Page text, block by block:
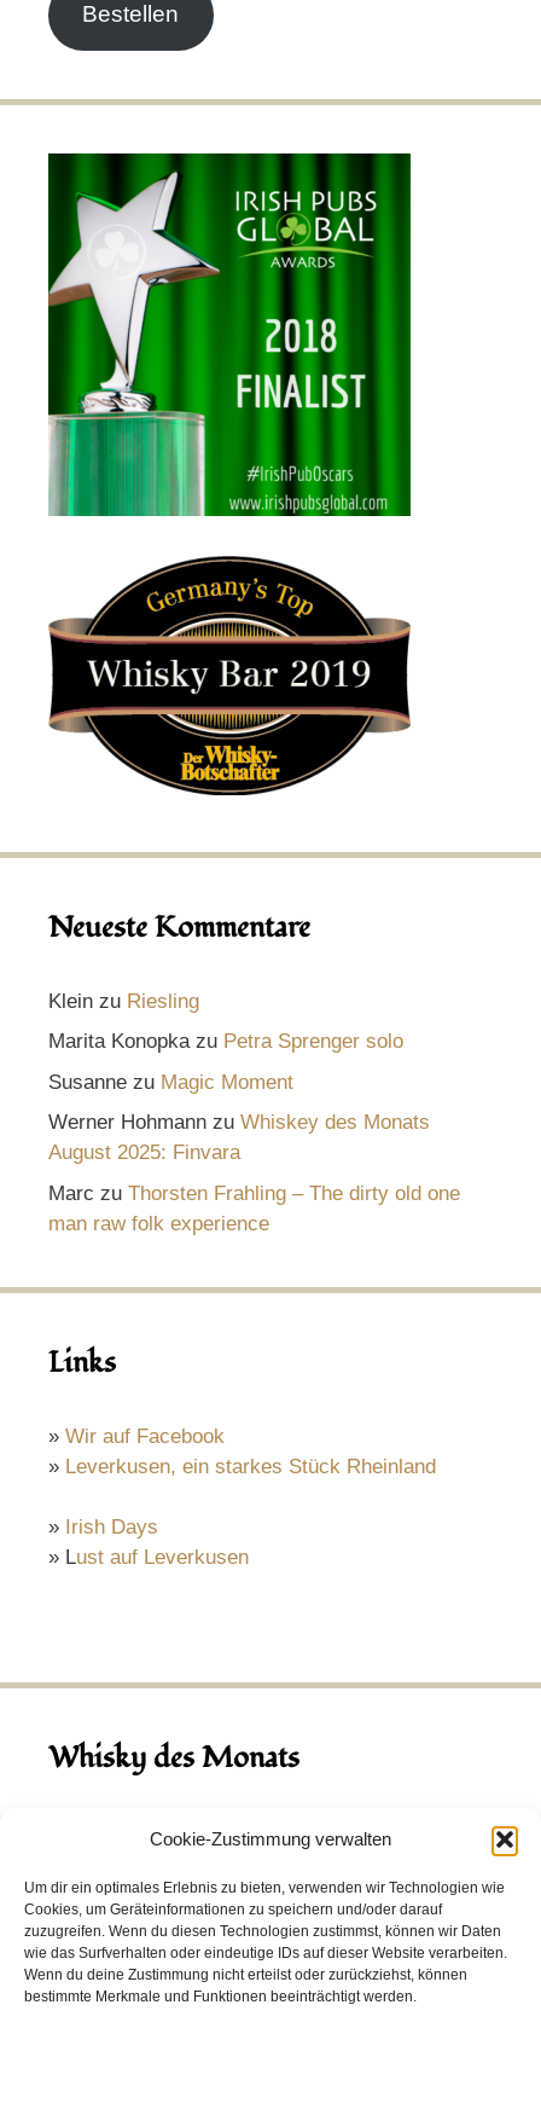
Cookie-Zustimmung verwalten
Um dir ein optimales Erlebnis zu bieten, verwenden wir Technologien wie
Cookies, um Geräteinformationen zu speichern und/oder darauf
zuzugreifen. Wenn du diesen Technologien zustimmst, können wir Daten
wie das Surfverhalten oder eindeutige IDs auf dieser Website verarbeiten.
Wenn du deine Zustimmung nicht erteilst oder zurückziehst, können
bestimmte Merkmale und Funktionen beeinträchtigt werden.
Bestellen
Neueste Kommentare
Klein zu Riesling
Marita Konopkazu Petra Sprenger solo
Susanne zu Magic Moment
Werner Hohmann zu Whiskey des Monats
August 2025: Finvara
Marc zu Thorsten Frahling – The dirty old one
man raw folk experience
Links
» Wir auf Facebook
» Leverkusen, ein starkes Stück Rheinland
» Irish Days
» Lust auf Leverkusen
Whisky des Monats
August 2026
Hinch Double Wood
Destillerie:Hinch(Irland)
Single Malt, 43.0%
Peated: Nein